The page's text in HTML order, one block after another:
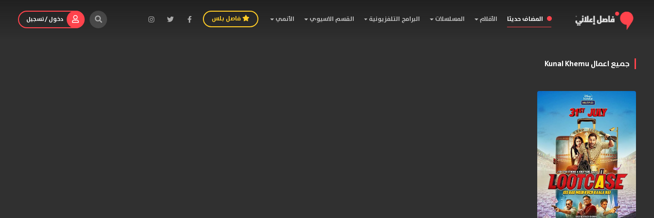
المضاف حديثا الأفلام المسلسلات البرامج التلفزيونية القسم الاسيوي الأنمي فاصل بلس دخول / تسجيل
جميع اعمال Kunal Khemu